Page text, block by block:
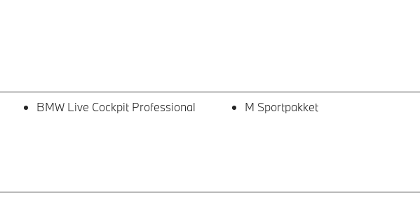
BMW Live Cockpit Professional M Sportpakket